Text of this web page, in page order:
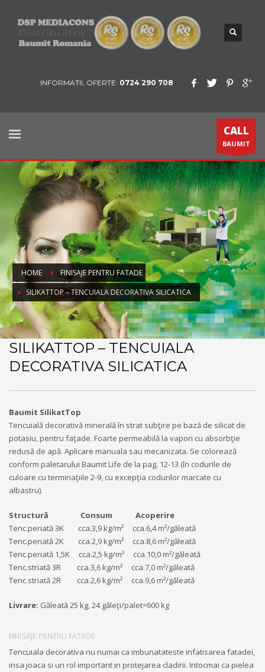
INFORMATII, OFERTE: 0724 290 708
CALL
BAUMIT
HOME
FINISAJE PENTRU FATADE
SILIKATTOP – TENCUIALA DECORATIVA SILICATICA
SILIKATTOP – TENCUIALA
DECORATIVA SILICATICA
Baumit SilikatTop
Tencuială decorativă minerală în strat subţire pe bază de silicat de
potasiu, pentru faţade. Foarte permeabilă la vapori cu absorbţie
redusă de apă. Aplicare manuala sau mecanizata. Se colorează
conform paletarului Baumit Life de la pag. 12-13 (în codurile de
culoare cu terminaţiile 2-9, cu excepţia codurilor marcate cu
albastru).
Structură Consum Acoperire
Tenc.periată 3K cca.3,9 kg/m² cca.6,4 m²/găleată
Tenc.periată 2K cca.2,9 kg/m² cca.8,6 m²/găleată
Tenc.periată 1,5K cca.2,5 kg/m² cca.10,0 m²/găleată
Tenc.striată 3R cca.3,6 kg/m² cca.7,0 m²/găleată
Tenc.striată 2R cca.2,6 kg/m² cca.9,6 m²/găleată
Livrare: Găleată 25 kg, 24 găleţi/palet=600 kg
FINISAJE PENTRU FATADE
Tencuiala decorativa nu numai ca imbunatateste infatisarea fatadei,
insa joaca si un rol important in protejarea cladirii. Intocmai ca pielea